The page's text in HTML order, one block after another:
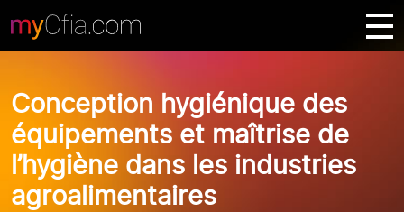
Conception hygiénique des
équipements et maîtrise de
l’hygiène dans les industries
agroalimentaires